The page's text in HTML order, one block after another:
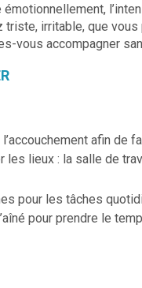
irritable, que vous
vous accompagner
afin de
lieux : la salle de
pour les tâches
pour prendre le